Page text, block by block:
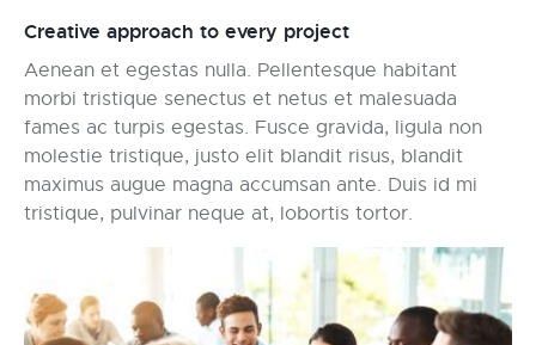
Creative approach to every project
Aenean et egestas nulla. Pellentesque habitant
morbi tristique senectus et netus et malesuada
fames ac turpis egestas. Fusce gravida, ligula non
molestie tristique, justo elit blandit risus, blandit
maximus augue magna accumsan ante. Duis id mi
tristique, pulvinar neque at, lobortis tortor.